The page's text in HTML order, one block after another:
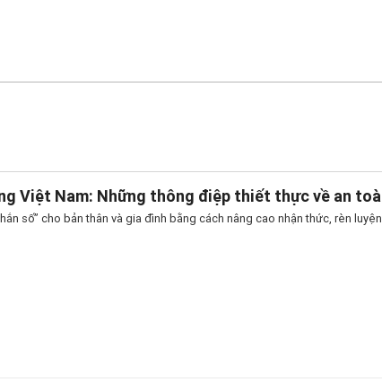
Việt Nam: Những thông điệp thiết thực về an
số” cho bản thân và gia đình bằng cách nâng cao nhận thức, rèn